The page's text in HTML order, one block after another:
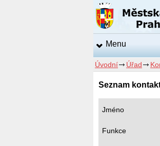
Menu
Úvodní Úřad
Seznam
Jméno
Funkce